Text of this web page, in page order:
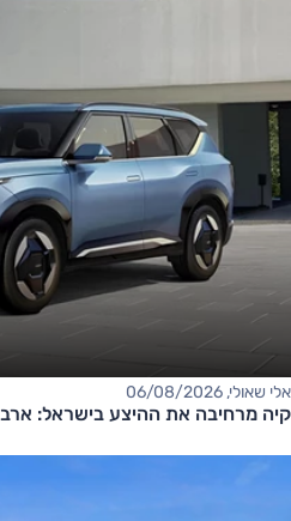
אלי שאולי, 06/08/2026
קיה מרחיבה את ההיצע בישראל: